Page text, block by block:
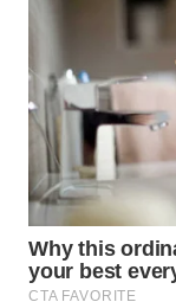
WN
CIANJUR
WN
KEPULAUAN
SERIBU
WN